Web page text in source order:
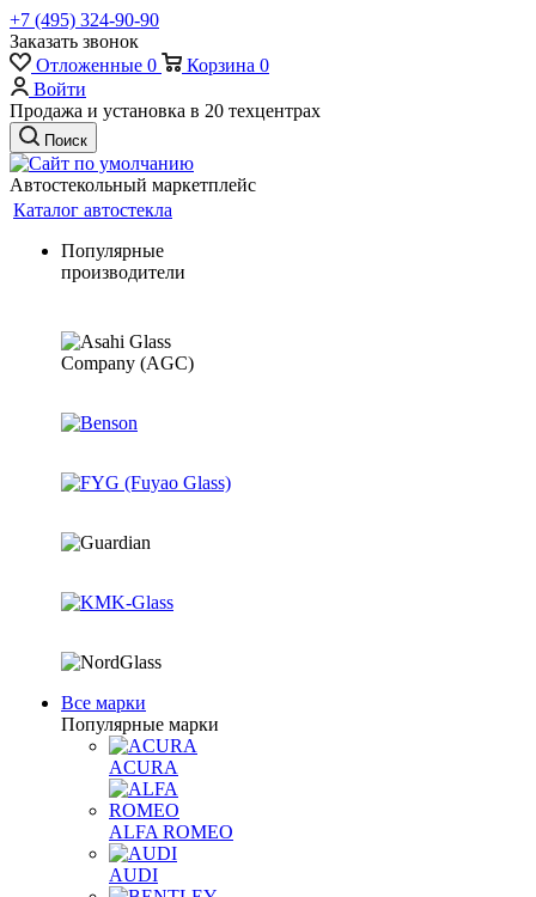
+7 (495) 324-90-90
Заказать звонок
Отложенные 0 Корзина 0
Войти
Продажа и установка в 20 техцентрах
Поиск
Автостекольный маркетплейс
Каталог автостекла
Популярные
производители
Все марки
Популярные марки
ACURA
ALFA ROMEO
AUDI